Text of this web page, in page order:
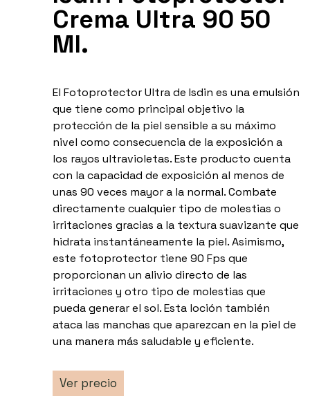
Crema Ultra 90 50
Ml.
El Fotoprotector Ultra de Isdin es una emulsión
que tiene como principal objetivo la
protección de la piel sensible a su máximo
nivel como consecuencia de la exposición a
los rayos ultravioletas. Este producto cuenta
con la capacidad de exposición al menos de
unas 90 veces mayor a la normal. Combate
directamente cualquier tipo de molestias o
irritaciones gracias a la textura suavizante que
hidrata instantáneamente la piel. Asimismo,
este fotoprotector tiene 90 Fps que
proporcionan un alivio directo de las
irritaciones y otro tipo de molestias que
pueda generar el sol. Esta loción también
ataca las manchas que aparezcan en la piel de
una manera más saludable y eficiente.
Ver precio